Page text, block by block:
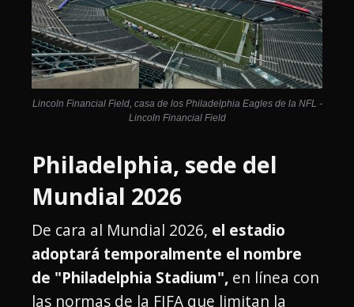
Lincoln Financial Field, casa de los Philadelphia Eagles de la NFL -
Lincoln Financial Field
Philadelphia, sede del
Mundial 2026
De cara al Mundial 2026, el estadio
adoptará temporalmente el nombre
de "Philadelphia Stadium", en línea con
las normas de la FIFA que limitan la